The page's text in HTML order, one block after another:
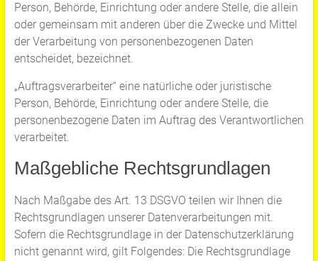
Person, Behörde, Einrichtung oder andere Stelle, die allein
oder gemeinsam mit anderen über die Zwecke und Mittel
der Verarbeitung von personenbezogenen Daten
entscheidet, bezeichnet.
„Auftragsverarbeiter“ eine natürliche oder juristische
Person, Behörde, Einrichtung oder andere Stelle, die
personenbezogene Daten im Auftrag des Verantwortlichen
verarbeitet.
Maßgebliche Rechtsgrundlagen
Nach Maßgabe des Art. 13 DSGVO teilen wir Ihnen die
Rechtsgrundlagen unserer Datenverarbeitungen mit.
Sofern die Rechtsgrundlage in der Datenschutzerklärung
nicht genannt wird, gilt Folgendes: Die Rechtsgrundlage